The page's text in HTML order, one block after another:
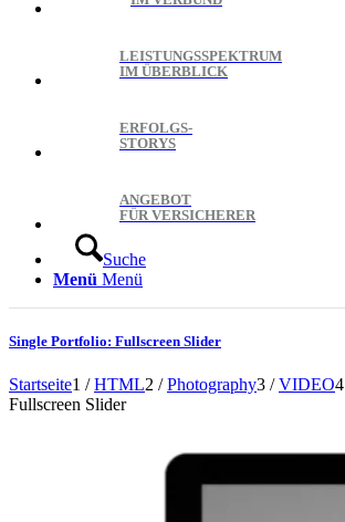
LEISTUNGSSPEKTRUM
IM ÜBERBLICK
ERFOLGS-
STORYS
ANGEBOT
FÜR VERSICHERER
Suche
Menü Menü
Single Portfolio: Fullscreen Slider
Startseite1 / HTML2 / Photography3 / VIDEO4
Fullscreen Slider